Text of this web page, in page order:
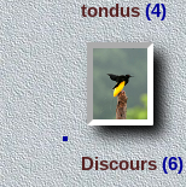
tondus(4)
Discours(6)